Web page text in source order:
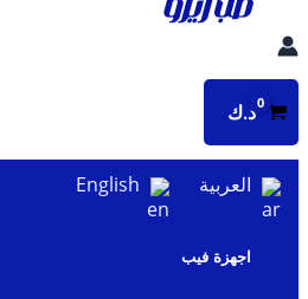
د.ك
العربية English
اجهزة فيب